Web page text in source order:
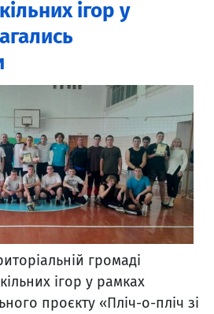
ігор у
громаді
ігор у рамках
проєкту «Пліч-о-пліч зі